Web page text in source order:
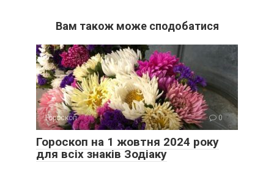
Вам також може сподобатися
Гороскоп 0
Гороскоп на 1 жовтня 2024 року
для всіх знаків Зодіаку